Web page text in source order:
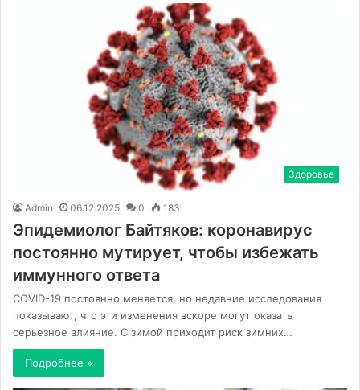
Здоровье
Admin 06.12.2025 0 183
Эпидемиолог Байтяков: коронавирус
постоянно мутирует, чтобы избежать
иммунного ответа
COVID-19 постоянно меняется, но недавние исследования
показывают, что эти изменения вскоре могут оказать
серьезное влияние. С зимой приходит риск зимних…
Подробнее »